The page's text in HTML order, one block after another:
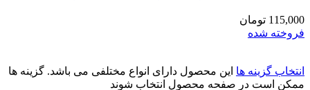
115,000 تومان
فروخته شده
انتخاب گزینه ها این محصول دارای انواع مختلفی می باشد. گزینه ها
ممکن است در صفحه محصول انتخاب شوند